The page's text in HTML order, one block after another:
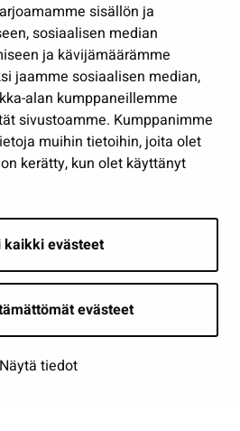
sisällön ja
sosiaalisen median
ja kävijämäärämme
jaamme sosiaalisen median,
alan kumppaneillemme
sivustoamme. Kumppanimme
muihin tietoihin, joita olet
kerätty, kun olet käyttänyt
kaikki evästeet
evästeet
Näytä tiedot| © Seinäjoki 2026